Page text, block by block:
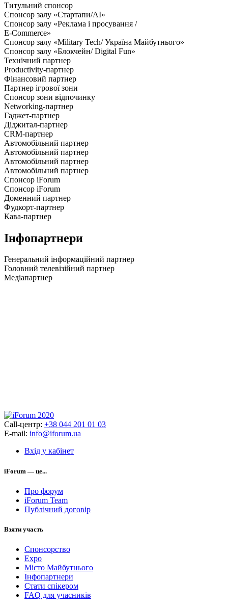
Титульний спонсор
Спонсор залу «Стартапи/AI»
Спонсор залу «Реклама і просування /
E-Commerce»
Спонсор залу «Military Tech/ Україна Майбутнього»
Спонсор залу «Блокчейн/ Digital Fun»
Технічний партнер
Productivity-партнер
Фінансовий партнер
Партнер ігрової зони
Спонсор зони відпочинку
Networking-партнер
Гаджет-партнер
Діджитал-партнер
CRM-партнер
Автомобільний партнер
Автомобільний партнер
Автомобільний партнер
Автомобільний партнер
Спонсор iForum
Спонсор iForum
Доменний партнер
Фудкорт-партнер
Кава-партнер
Інфопартнери
Генеральний інформаційний партнер
Головний телевізійний партнер
Медіапартнер
Call-центр: +38 044 201 01 03
E-mail: info@iforum.ua
Вхід у кабінет
iForum — це...
Про форум
iForum Team
Публічний договір
Взяти участь
Спонсорство
Expo
Місто Майбутнього
Інфопартнери
Стати спікером
FAQ для учасників